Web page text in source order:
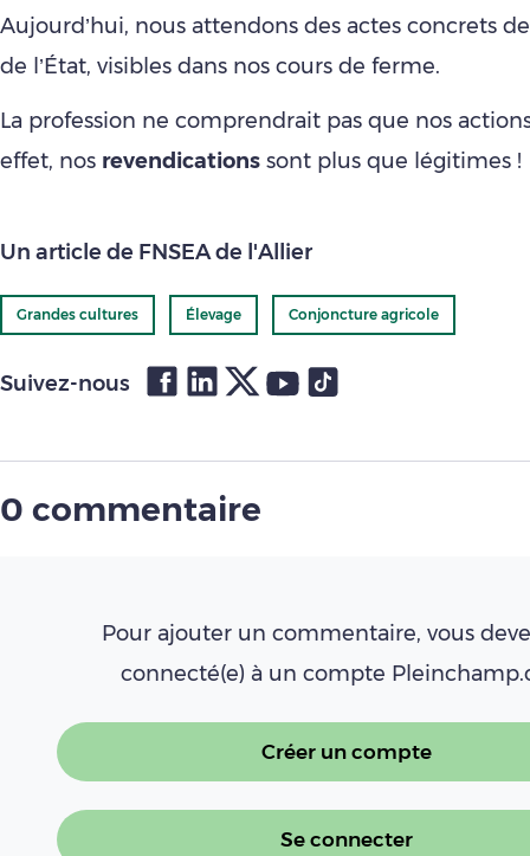
Aujourd’hui, nous attendons des actes concrets
de l’État, visibles dans nos cours de ferme.
La profession ne comprendrait pas que nos
effet, nos revendications sont plus que légitimes !
Un article de FNSEA de l'Allier
Grandes cultures Élevage Conjoncture agricole
Suivez-nous
0 commentaire
Pour ajouter un commentaire, vous
connecté(e) à un compte
Créer un compte
Se connecter